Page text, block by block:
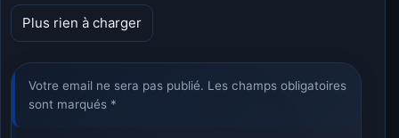
Plus rien à charger
Votre email ne sera pas publié. Les champs obligatoires
sont marqués *